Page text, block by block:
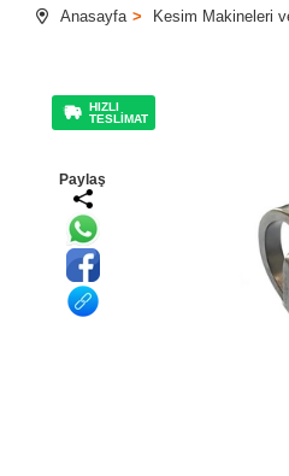
Anasayfa Kesim Makineleri
HIZLI
TESLİMAT
Paylaş